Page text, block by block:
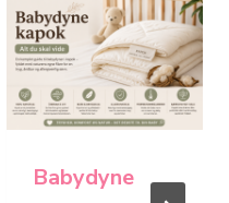
Babydyne